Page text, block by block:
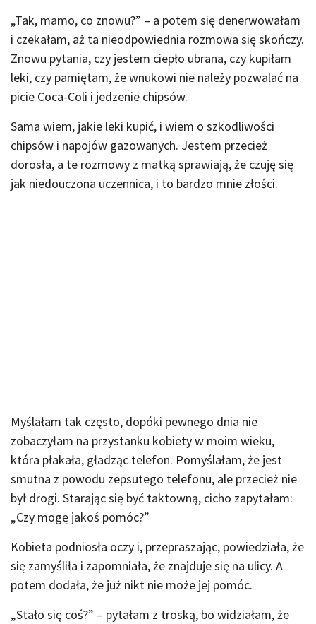
„Tak, mamo, co znowu?” – a potem się denerwowałam
i czekałam, aż ta nieodpowiednia rozmowa się skończy.
Znowu pytania, czy jestem ciepło ubrana, czy kupiłam
leki, czy pamiętam, że wnukowi nie należy pozwalać na
picie Coca-Coli i jedzenie chipsów.
Sama wiem, jakie leki kupić, i wiem o szkodliwości
chipsów i napojów gazowanych. Jestem przecież
dorosła, a te rozmowy z matką sprawiają, że czuję się
jak niedouczona uczennica, i to bardzo mnie złości.
Myślałam tak często, dopóki pewnego dnia nie
zobaczyłam na przystanku kobiety w moim wieku,
która płakała, gładząc telefon. Pomyślałam, że jest
smutna z powodu zepsutego telefonu, ale przecież nie
był drogi. Starając się być taktowną, cicho zapytałam:
„Czy mogę jakoś pomóc?”
Kobieta podniosła oczy i, przepraszając, powiedziała, że
się zamyśliła i zapomniała, że znajduje się na ulicy. A
potem dodała, że już nikt nie może jej pomóc.
„Stało się coś?” – pytałam z troską, bo widziałam, że